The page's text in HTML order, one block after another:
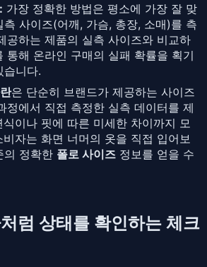
가장 정확한 방법은 평소에 가장 잘 맞
사이즈(어깨, 가슴, 총장, 소매)를 측
공하는 제품의 실측 사이즈와 비교하
통해 온라인 구매의 실패 확률을 획기
습니다.
은 단순히 브랜드가 제공하는 사이즈
정에서 직접 측정한 실측 데이터를 제
이나 핏에 따른 미세한 차이까지 모
자는 화면 너머의 옷을 직접 입어보
의 정확한 폴로 사이즈 정보를 얻을 수
럼 상태를 확인하는 체크